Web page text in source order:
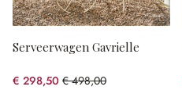
Serveerwagen Gavrielle
€ 298,50 € 498,00
(40.06% gespart)